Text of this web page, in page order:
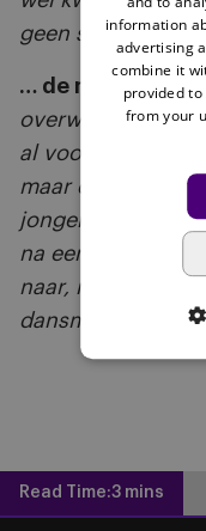
geen slechte
… de meest
overwinning
al voor de
maar dan op mijn
jongens met
na een
naar, maar laten
dansmoves niet
Read Time:3 mins
information
advertising
combine it
provided
from your